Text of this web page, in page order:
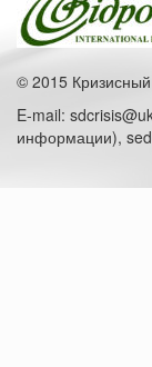
© 2015
E-mail:
информации),